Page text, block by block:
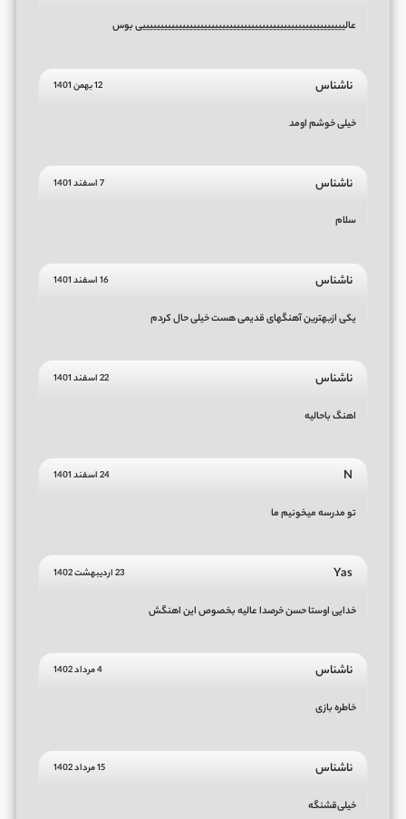
عالییییییییییییییییییییییییییییییییییییییییییییییییییییییییی بوس
ناشناس 12 بهمن 1401
خیلی خوشم اومد
ناشناس 7 اسفند 1401
سلام
ناشناس 16 اسفند 1401
یکی ازبهترین آهنگهای قدیمی هست خیلی حال کردم
ناشناس 22 اسفند 1401
اهنگ باحالیه
N 24 اسفند 1401
تو مدرسه میخونیم ما
Yas 23 اردیبهشت 1402
خدایی اوستا حسن خرصدا عالیه بخصوص این اهنگش
ناشناس 4 مرداد 1402
خاطره بازی
ناشناس 15 مرداد 1402
خیلی‌قشنگه